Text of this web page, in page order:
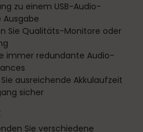
zu einem USB-Audio-
Sie Qualitäts-Monitore oder
immer redundante Audio-
ausreichende Akkulaufzeit
sicher
Sie verschiedene